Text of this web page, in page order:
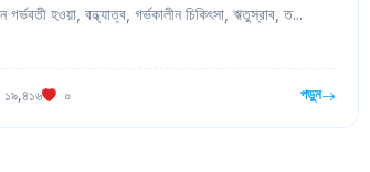
গর্ভবতী হওয়া, বন্ধ্যাত্ব, গর্ভকালীন চিকিৎসা, ঋতুস্রাব, ত...
১৯,৪১৬ ০ পড়ুন